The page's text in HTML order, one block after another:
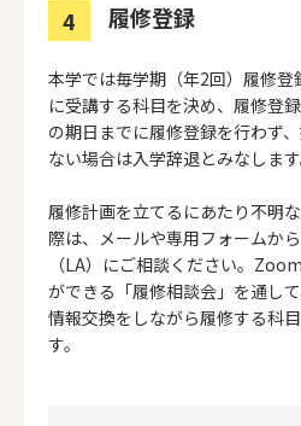
4 履修登録
本学では毎学期（年2回）履修
に受講する科目を決め、履修登
の期日までに履修登録を行わず
ない場合は入学辞退とみなします
履修計画を立てるにあたり不明
際は、メールや専用フォームか
（LA）にご相談ください。
ができる「履修相談会」を通し
情報交換をしながら履修する科
す。